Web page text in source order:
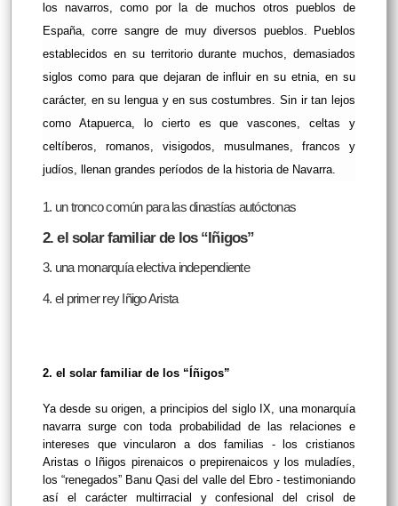
los navarros, como por la de muchos otros pueblos de
España, corre sangre de muy diversos pueblos. Pueblos
establecidos en su territorio durante muchos, demasiados
siglos como para que dejaran de influir en su etnia, en su
carácter, en su lengua y en sus costumbres. Sin ir tan lejos
como Atapuerca, lo cierto es que vascones, celtas y
celtíberos, romanos, visigodos, musulmanes, francos y
judíos, llenan grandes períodos de la historia de Navarra.
1. un tronco común para las dinastías autóctonas
2. el solar familiar de los “Iñigos”
3. una monarquía electiva independiente
4. el primer rey Iñigo Arista
2. el solar familiar de los “Íñigos”
Ya desde su origen, a principios del siglo IX, una monarquía
navarra surge con toda probabilidad de las relaciones e
intereses que vincularon a dos familias - los cristianos
Aristas o Iñigos pirenaicos o prepirenaicos y los muladíes,
los “renegados” Banu Qasi del valle del Ebro - testimoniando
así el carácter multirracial y confesional del crisol de